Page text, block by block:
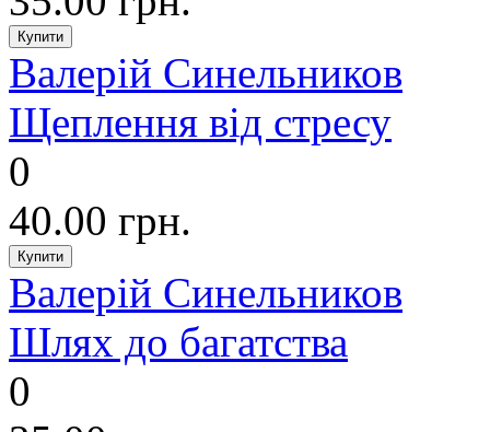
Валерій Синельников
Щеплення від стресу
0
40.00 грн.
Валерій Синельников
Шлях до багатства
0